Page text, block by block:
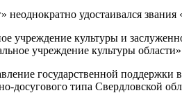
удостаивался
учреждение культуры и
учреждение культуры
государственной поддержки
типа Свердловской